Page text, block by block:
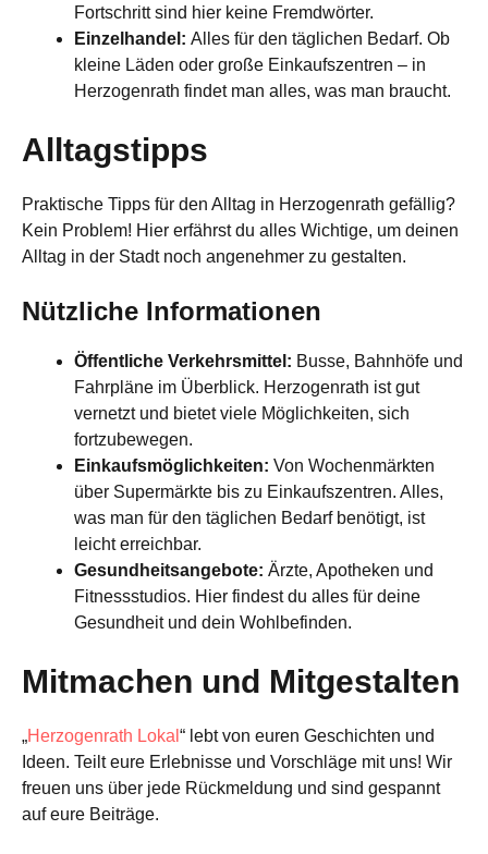
Fortschritt sind hier keine Fremdwörter.
Einzelhandel: Alles für den täglichen Bedarf. Ob
kleine Läden oder große Einkaufszentren – in
Herzogenrath findet man alles, was man braucht.
Alltagstipps
Praktische Tipps für den Alltag in Herzogenrath gefällig?
Kein Problem! Hier erfährst du alles Wichtige, um deinen
Alltag in der Stadt noch angenehmer zu gestalten.
Nützliche Informationen
Öffentliche Verkehrsmittel: Busse, Bahnhöfe und
Fahrpläne im Überblick. Herzogenrath ist gut
vernetzt und bietet viele Möglichkeiten, sich
fortzubewegen.
Einkaufsmöglichkeiten: Von Wochenmärkten
über Supermärkte bis zu Einkaufszentren. Alles,
was man für den täglichen Bedarf benötigt, ist
leicht erreichbar.
Gesundheitsangebote: Ärzte, Apotheken und
Fitnessstudios. Hier findest du alles für deine
Gesundheit und dein Wohlbefinden.
Mitmachen und Mitgestalten
„Herzogenrath Lokal “ lebt von euren Geschichten und
Ideen. Teilt eure Erlebnisse und Vorschläge mit uns! Wir
freuen uns über jede Rückmeldung und sind gespannt
auf eure Beiträge.